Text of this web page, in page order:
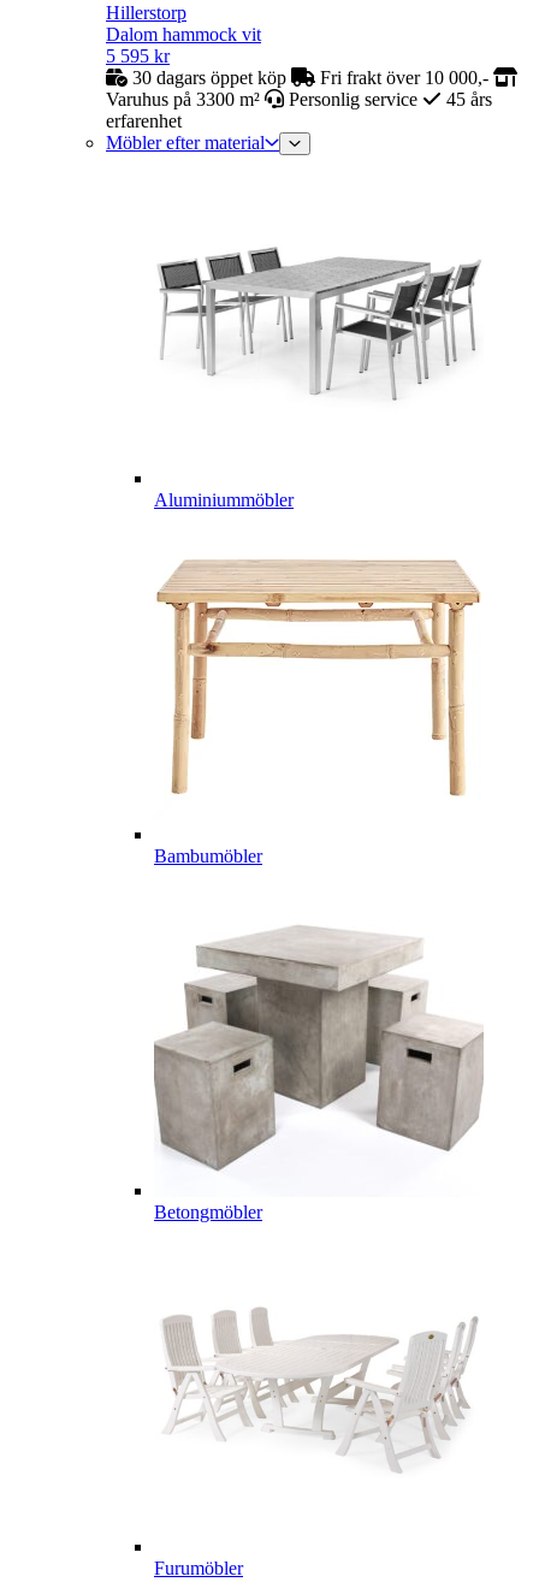
Hillerstorp
Dalom hammock vit
5 595 kr
30 dagars öppet köp
Fri frakt över 10 000,-
Varuhus på 3300 m²
Personlig service
45 års
erfarenhet
Möbler efter material
Aluminiummöbler
Bambumöbler
Betongmöbler
Furumöbler